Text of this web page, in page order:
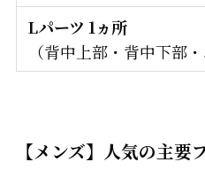
Lパーツ 1ヵ所
（背中上部・背中下部
【メンズ】人気の主要